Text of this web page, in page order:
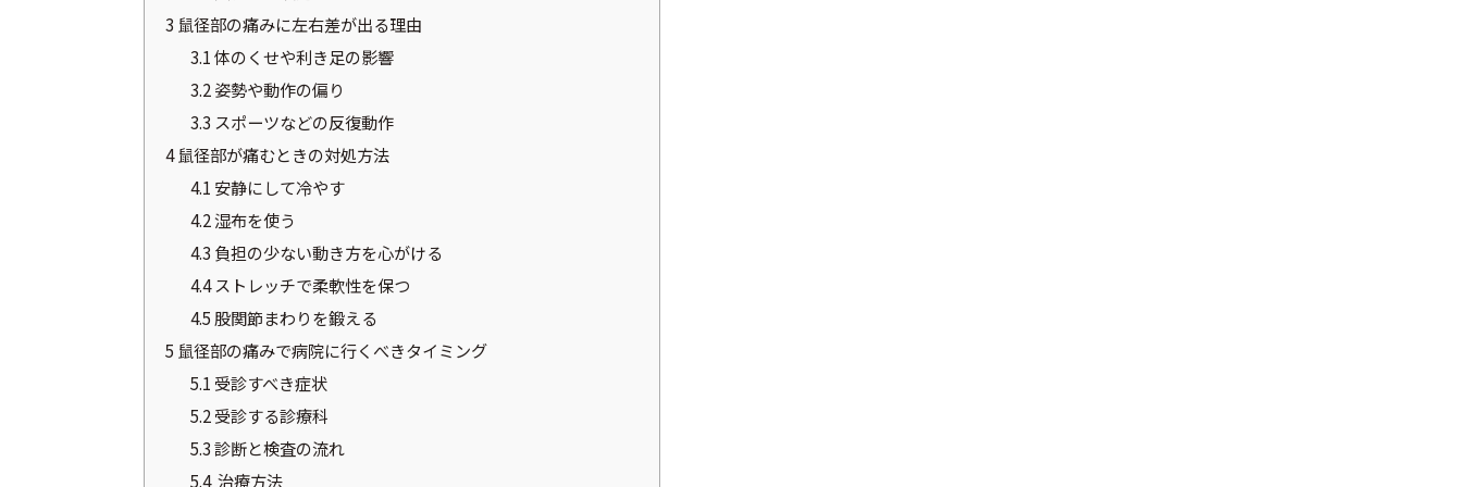
3 鼠径部の痛みに左右差が出る理由
3.1体のくせや利き足の影響
3.2姿勢や動作の偏り
3.3 スポーツなどの反復動作
4鼠径部が痛むときの対処方法
4.1 安静にして冷やす
4.2湿布を使う
4.3 負担の少ない動き方を心がける
4.4ストレッチで柔軟性を保つ
4.5股関節まわりを鍛える
5 鼠径部の痛みで病院に行くべきタイミング
5.1 受診すべき症状
5.2受診する診療科
5.3診断と検査の流れ
5.4治療方法